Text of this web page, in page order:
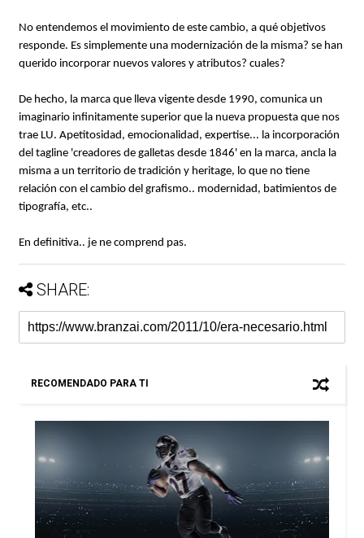
No entendemos el movimiento de este cambio, a qué objetivos
responde. Es simplemente una modernización de la misma? se han
querido incorporar nuevos valores y atributos? cuales?
De hecho, la marca que lleva vigente desde 1990, comunica un
imaginario infinitamente superior que la nueva propuesta que nos
trae LU. Apetitosidad, emocionalidad, expertise... la incorporación
del tagline 'creadores de galletas desde 1846' en la marca, ancla la
misma a un territorio de tradición y heritage, lo que no tiene
relación con el cambio del grafismo.. modernidad, batimientos de
tipografía, etc..
En definitiva.. je ne comprend pas.
SHARE:
RECOMENDADO PARA TI